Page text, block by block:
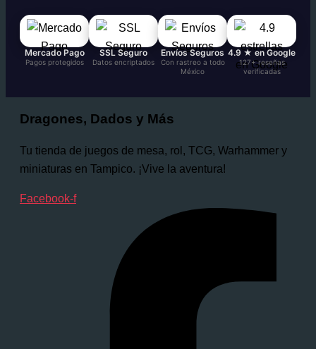
Mercado Pago
Pagos protegidos
SSL Seguro
Datos encriptados
Envíos Seguros
Con rastreo a todo
México
4.9 ★ en Google
127+ reseñas
verificadas
Dragones, Dados y Más
Tu tienda de juegos de mesa, rol, TCG, Warhammer y
miniaturas en Tampico. ¡Vive la aventura!
Facebook-f